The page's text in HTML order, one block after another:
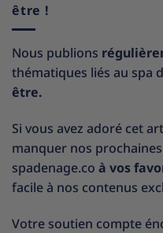
être !
Nous publions
thématiques liés au spa
être.
Si vous avez adoré cet
manquer nos
spadenage.co à vos
facile à nos contenus
Votre soutien compte